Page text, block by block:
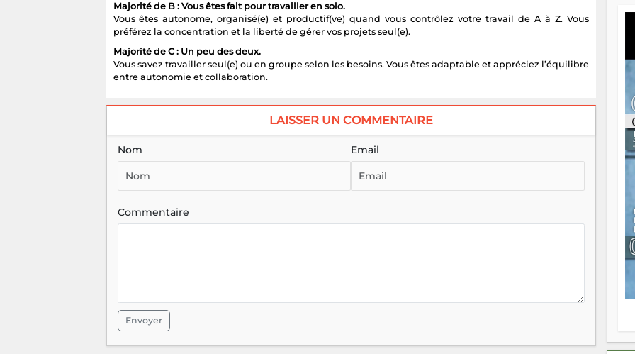
Majorité de B : Vous êtes fait pour travailler en solo.
Vous êtes autonome, organisé(e) et productif(ve) quand vous contrôlez votre travail de A à Z. Vous
préférez la concentration et la liberté de gérer vos projets seul(e).
Majorité de C : Un peu des deux.
Vous savez travailler seul(e) ou en groupe selon les besoins. Vous êtes adaptable et appréciez l’équilibre
entre autonomie et collaboration.
LAISSER UN COMMENTAIRE
Nom Email
Commentaire
Envoyer